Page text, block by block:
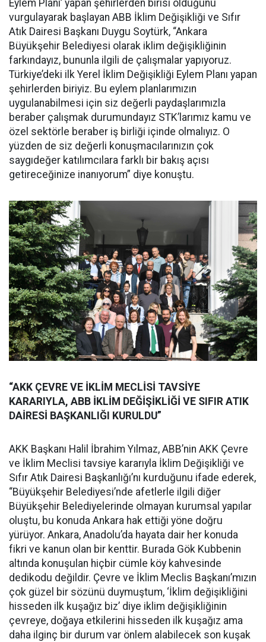
Eylem Planı’ yapan şehirlerden birisi olduğunu
vurgulayarak başlayan ABB İklim Değişikliği ve Sıfır
Atık Dairesi Başkanı Duygu Soytürk, “Ankara
Büyükşehir Belediyesi olarak iklim değişikliğinin
farkındayız, bununla ilgili de çalışmalar yapıyoruz.
Türkiye’deki ilk Yerel İklim Değişikliği Eylem Planı yapan
şehirlerden biriyiz. Bu eylem planlarımızın
uygulanabilmesi için siz değerli paydaşlarımızla
beraber çalışmak durumundayız STK’larımız kamu ve
özel sektörle beraber iş birliği içinde olmalıyız. O
yüzden de siz değerli konuşmacılarınızın çok
saygıdeğer katılımcılara farklı bir bakış açısı
getireceğinize inanıyorum” diye konuştu.
“AKK ÇEVRE VE İKLİM MECLİSİ TAVSİYE
KARARIYLA, ABB İKLİM DEĞİŞİKLİĞİ VE SIFIR ATIK
DAİRESİ BAŞKANLIĞI KURULDU”
AKK Başkanı Halil İbrahim Yılmaz, ABB’nin AKK Çevre
ve İklim Meclisi tavsiye kararıyla İklim Değişikliği ve
Sıfır Atık Dairesi Başkanlığı’nı kurduğunu ifade ederek,
“Büyükşehir Belediyesi’nde afetlerle ilgili diğer
Büyükşehir Belediyelerinde olmayan kurumsal yapılar
oluştu, bu konuda Ankara hak ettiği yöne doğru
yürüyor. Ankara, Anadolu’da hayata dair her konuda
fikri ve kanun olan bir kenttir. Burada Gök Kubbenin
altında konuşulan hiçbir cümle köy kahvesinde
dedikodu değildir. Çevre ve İklim Meclis Başkanı’mızın
çok güzel bir sözünü duymuştum, ‘İklim değişikliğini
hisseden ilk kuşağız biz’ diye iklim değişikliğinin
çevreye, doğaya etkilerini hisseden ilk kuşağız ama
daha ilginç bir durum var önlem alabilecek son kuşak